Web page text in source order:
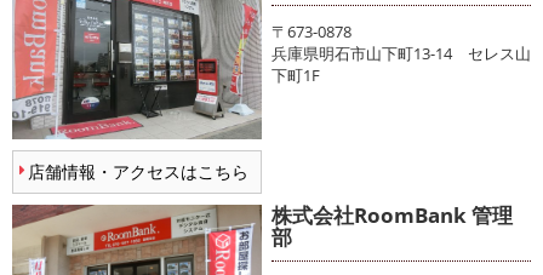
店舗情報・アクセスはこちら
〒673-0878
兵庫県明石市山下町13-14 セレス山
下町1F
株式会社RoomBank 管理
部